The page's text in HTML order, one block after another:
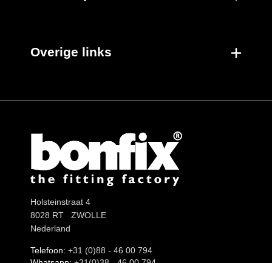
Overige links
Holsteinstraat 4
8028 RT ZWOLLE
Nederland
Telefoon: +31 (0)88 - 46 00 794